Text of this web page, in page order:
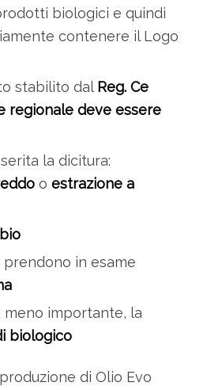
biologici e quindi
contenere il Logo
stabilito dal Reg. Ce
regionale deve essere
la dicitura:
o estrazione a
bio
in esame
meno importante, la
biologico
di Olio Evo